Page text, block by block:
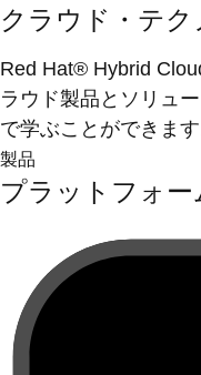
クラウド・テ
Red Hat® Hybrid
ラウド製品とソリュ
で学ぶことができます
製品
プラットフォー